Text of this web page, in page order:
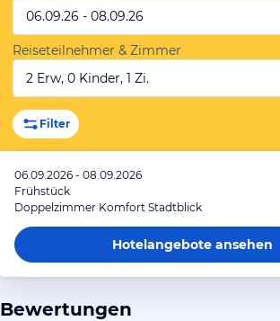
06.09.26 - 08.09.26
Reiseteilnehmer & Zimmer
2 Erw, 0 Kinder, 1 Zi.
Filter
06.09.2026 - 08.09.2026
Frühstück
Doppelzimmer Komfort Stadtblick
Hotelangeboteansehen
Bewertungen